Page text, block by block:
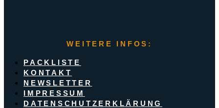
WEITERE INFOS:
PACKLISTE
KONTAKT
NEWSLETTER
IMPRESSUM
DATENSCHUTZERKLÄRUNG